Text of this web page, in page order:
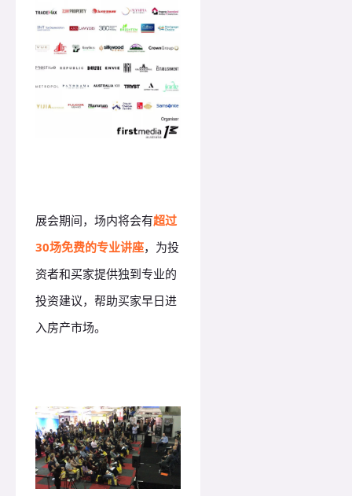
展会期间，场内将会有超过
30场免费的专业讲座，为投
资者和买家提供独到专业的
投资建议，帮助买家早日进
入房产市场。